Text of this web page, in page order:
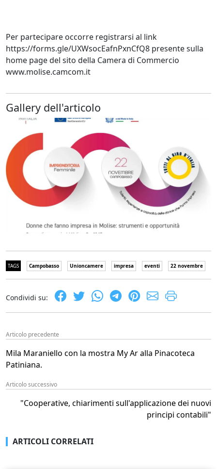
Per partecipare occorre registrarsi al link
https://forms.gle/UXWsocEafnPxnCfQ8 presente sulla
home page del sito della Camera di Commercio
www.molise.camcom.it
Gallery dell'articolo
TAGS Campobasso Unioncamere impresa eventi 22 novembre
Condividi su:
Articolo precedente
Mila Maraniello con la mostra My Ar alla Pinacoteca
Patiniana.
Articolo successivo
"Cooperative, chiarimenti sull'applicazione dei nuovi
principi contabili"
ARTICOLI CORRELATI